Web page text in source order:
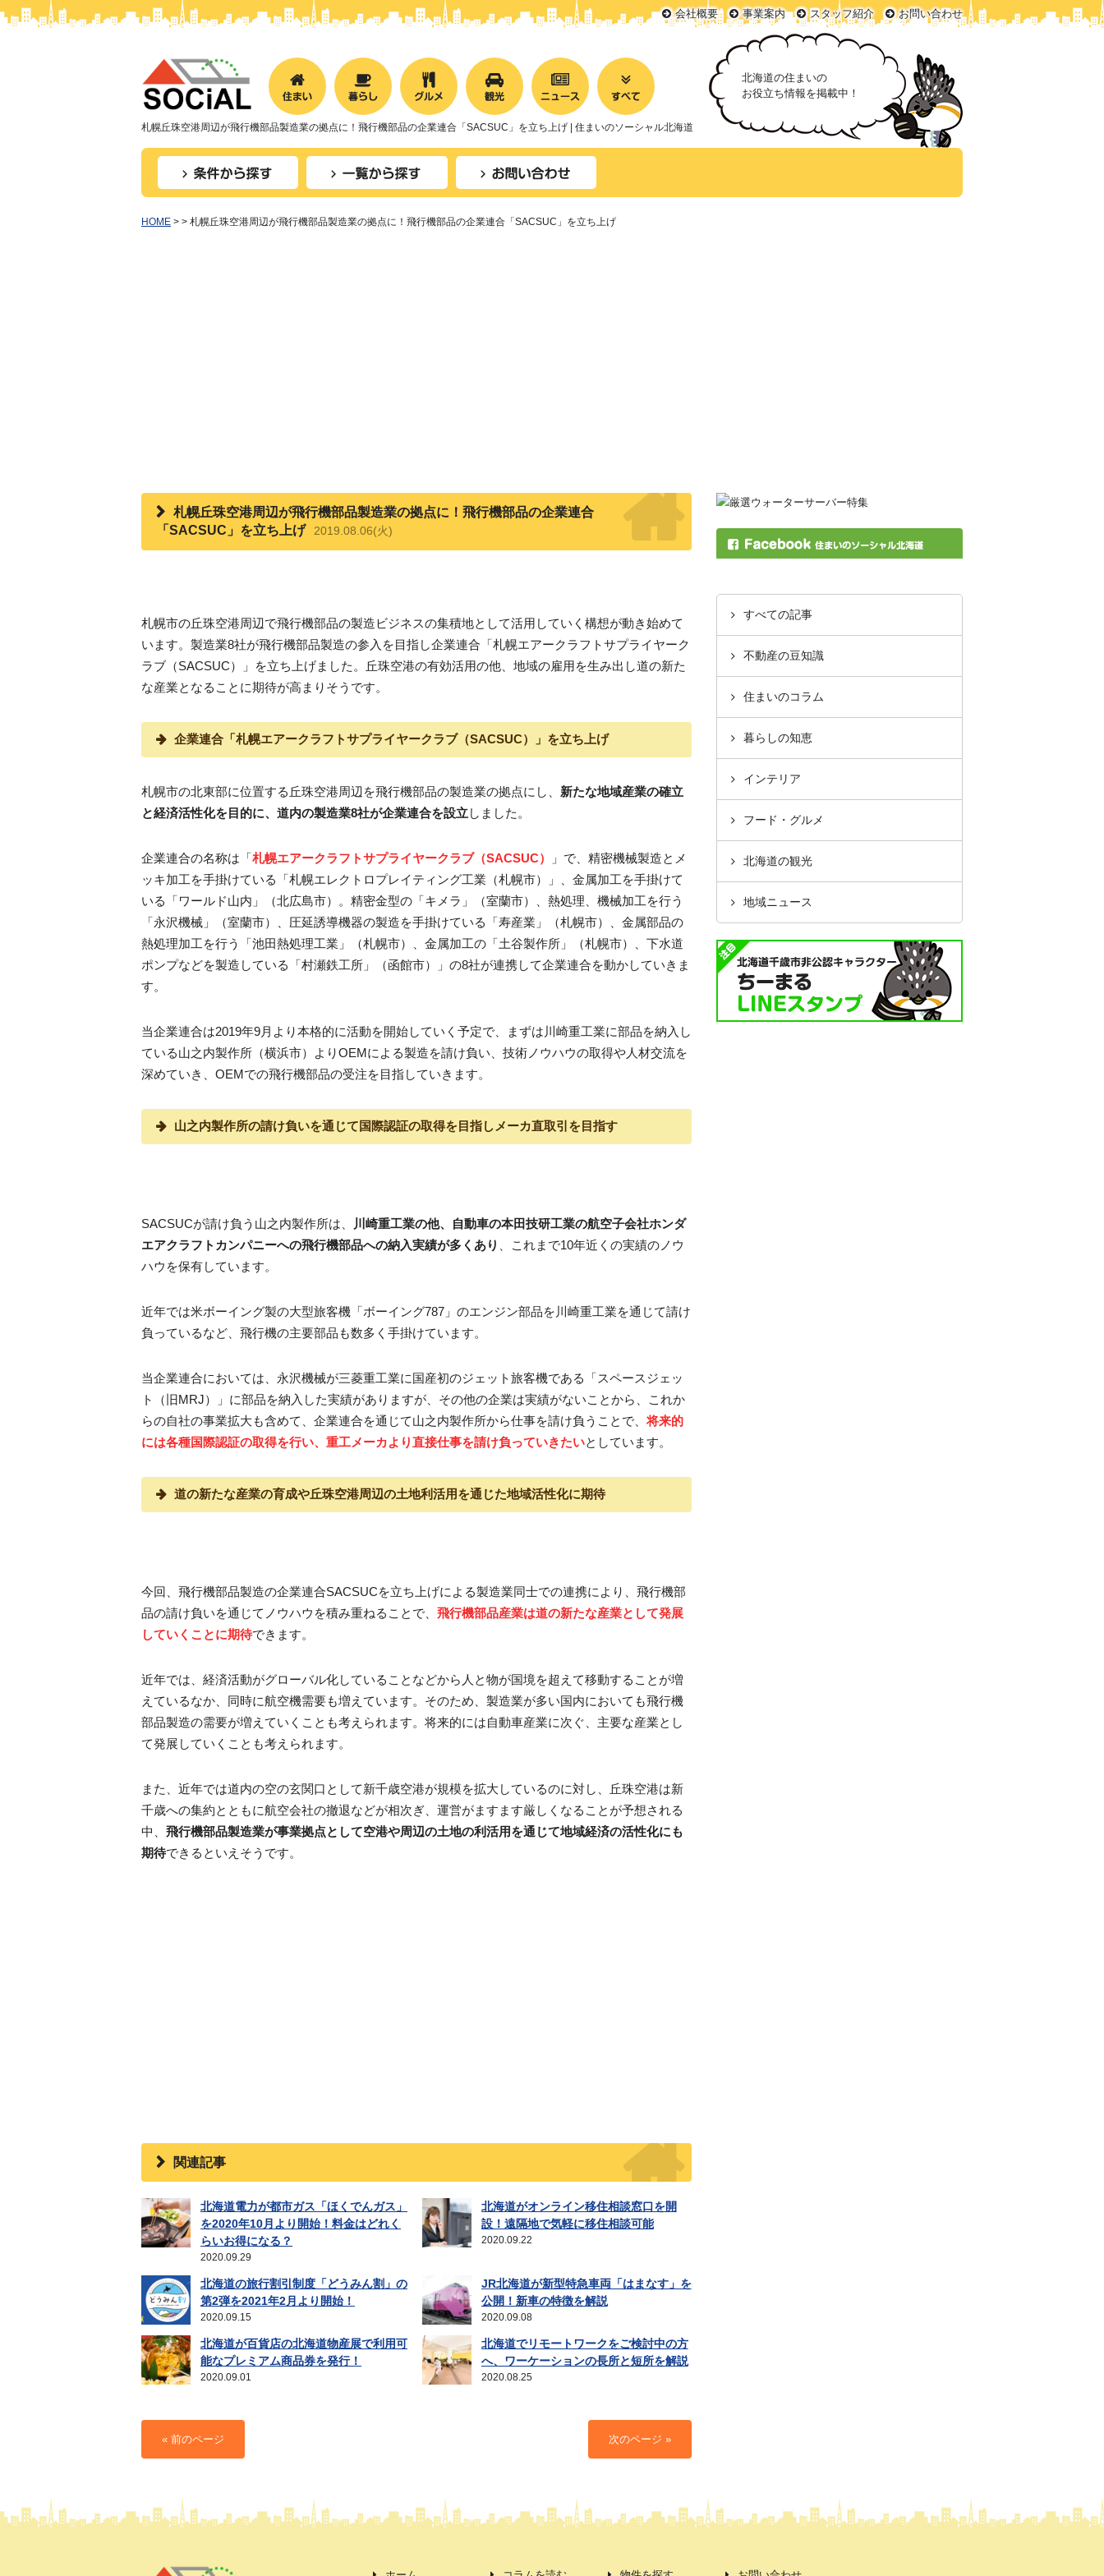
札幌丘珠空港周辺が飛行機部品製造業の拠点に！飛行機部品の企業連合「SACSUC」を立ち上げ | 住まいのソーシャル北海道
北海道の住まいの
お役立ち情報を掲載中！
会社概要 事業案内 スタッフ紹介 お問い合わせ
HOME > > 札幌丘珠空港周辺が飛行機部品製造業の拠点に！飛行機部品の企業連合「SACSUC」を立ち上げ
札幌丘珠空港周辺が飛行機部品製造業の拠点に！飛行機部品の企業連合
「SACSUC」を立ち上げ
2019.08.06(火)
札幌市の丘珠空港周辺で飛行機部品の製造ビジネスの集積地として活用していく構想が動き始めて
います。製造業8社が飛行機部品製造の参入を目指し企業連合「札幌エアークラフトサプライヤーク
ラブ（SACSUC）」を立ち上げました。丘珠空港の有効活用の他、地域の雇用を生み出し道の新た
な産業となることに期待が高まりそうです。
企業連合「札幌エアークラフトサプライヤークラブ（SACSUC）」を立ち上げ
札幌市の北東部に位置する丘珠空港周辺を飛行機部品の製造業の拠点にし、 新たな地域産業の確立
と経済活性化を目的に、道内の製造業8社が企業連合を設立 しました。
企業連合の名称は「 札幌エアークラフトサプライヤークラブ（SACSUC）
」で、精密機械製造とメ
ッキ加工を手掛けている「札幌エレクトロプレイティング工業（札幌市）」、金属加工を手掛けて
いる「ワールド山内」（北広島市）。精密金型の「キメラ」（室蘭市）、熱処理、機械加工を行う
「永沢機械」（室蘭市）、圧延誘導機器の製造を手掛けている「寿産業」（札幌市）、金属部品の
熱処理加工を行う「池田熱処理工業」（札幌市）、金属加工の「土谷製作所」（札幌市）、下水道
ポンプなどを製造している「村瀬鉄工所」（函館市）」の8社が連携して企業連合を動かしていきま
す。
当企業連合は2019年9月より本格的に活動を開始していく予定で、まずは川崎重工業に部品を納入し
ている山之内製作所（横浜市）よりOEMによる製造を請け負い、技術ノウハウの取得や人材交流を
深めていき、OEMでの飛行機部品の受注を目指していきます。
山之内製作所の請け負いを通じて国際認証の取得を目指しメーカ直取引を目指す
SACSUCが請け負う山之内製作所は、
川崎重工業の他、自動車の本田技研工業の航空子会社ホンダ
エアクラフトカンパニーへの飛行機部品への納入実績が多くあり
、これまで10年近くの実績のノウ
ハウを保有しています。
近年では米ボーイング製の大型旅客機「ボーイング787」のエンジン部品を川崎重工業を通じて請け
負っているなど、飛行機の主要部品も数多く手掛けています。
当企業連合においては、永沢機械が三菱重工業に国産初のジェット旅客機である「スペースジェッ
ト（旧MRJ）」に部品を納入した実績がありますが、その他の企業は実績がないことから、これか
らの自社の事業拡大も含めて、企業連合を通じて山之内製作所から仕事を請け負うことで、将来的
には各種国際認証の取得を行い、重工メーカより直接仕事を請け負っていきたいとしています。
道の新たな産業の育成や丘珠空港周辺の土地利活用を通じた地域活性化に期待
今回、飛行機部品製造の企業連合SACSUCを立ち上げによる製造業同士での連携により、飛行機部
品の請け負いを通じてノウハウを積み重ねることで、 飛行機部品産業は道の新たな産業として発展
していくことに期待できます。
近年では、経済活動がグローバル化していることなどから人と物が国境を超えて移動することが増
えているなか、同時に航空機需要も増えています。そのため、製造業が多い国内においても飛行機
部品製造の需要が増えていくことも考えられます。将来的には自動車産業に次ぐ、主要な産業とし
て発展していくことも考えられます。
また、近年では道内の空の玄関口として新千歳空港が規模を拡大しているのに対し、丘珠空港は新
千歳への集約とともに航空会社の撤退などが相次ぎ、運営がますます厳しくなることが予想される
中、 飛行機部品製造業が事業拠点として空港や周辺の土地の利活用を通じて地域経済の活性化にも
期待できるといえそうです。
関連記事
北海道電力が都市ガス「ほくでんガス」
を2020年10月より開始！料金はどれく
らいお得になる？
2020.09.29
北海道がオンライン移住相談窓口を開
設！遠隔地で気軽に移住相談可能
2020.09.22
北海道の旅行割引制度「どうみん割」の
第2弾を2021年2月より開始！
2020.09.15
JR北海道が新型特急車両「はまなす」を
公開！新車の特徴を解説
2020.09.08
北海道が百貨店の北海道物産展で利用可
能なプレミアム商品券を発行！
2020.09.01
北海道でリモートワークをご検討中の方
へ、ワーケーションの長所と短所を解説
2020.08.25
« 前のページ 次のページ »
すべての記事
不動産の豆知識
住まいのコラム
暮らしの知恵
インテリア
フード・グルメ
北海道の観光
地域ニュース